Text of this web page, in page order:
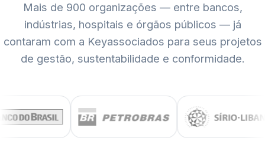
Mais de 900 organizações — entre bancos,
indústrias, hospitais e órgãos públicos — já
contaram com a Keyassociados para seus projetos
de gestão, sustentabilidade e conformidade.